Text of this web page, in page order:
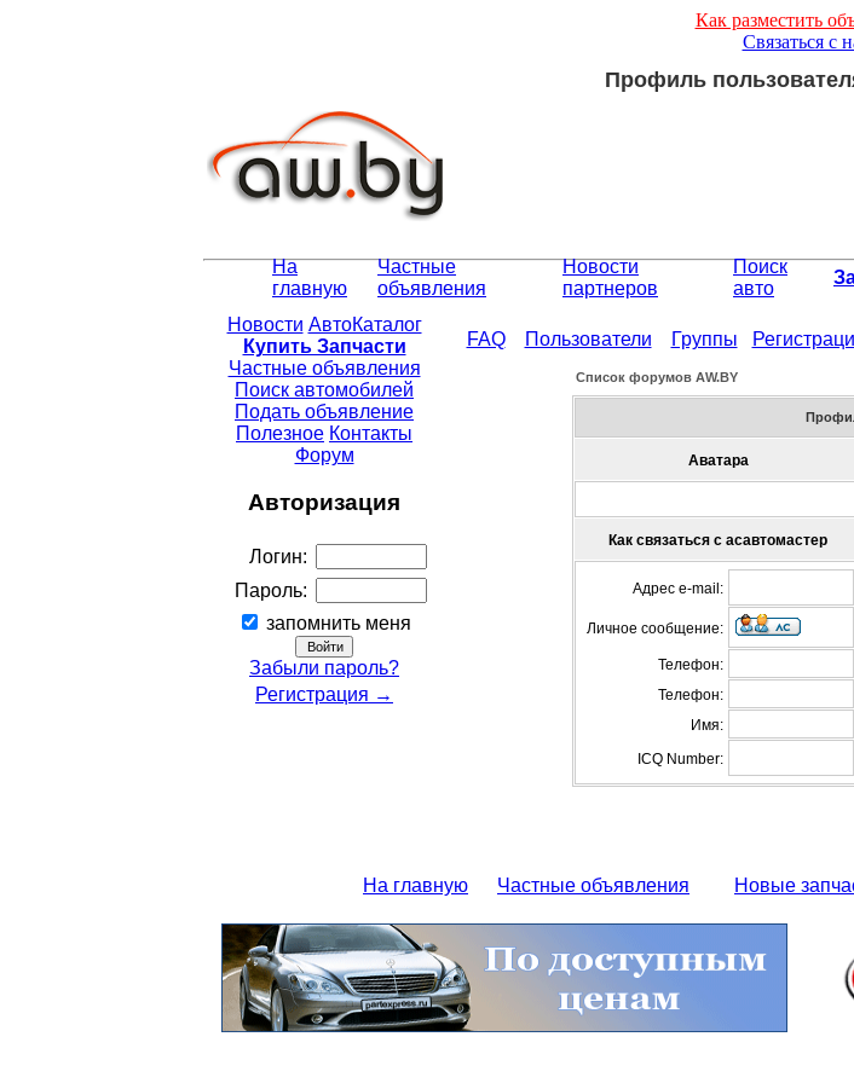
Как разместить
Связаться с
Профиль
На
главную
Частные
объявления
Новости
партнеров
Поиск
авто
Новости АвтоКаталог
Купить Запчасти
Частные объявления
Поиск автомобилей
Подать объявление
Полезное Контакты
Форум
Авторизация
Логин:
Пароль:
запомнить меня
Забыли пароль?
Регистрация →
FAQ Пользователи Группы
Список форумов АW.BY
Аватара
Как связаться с асавтомастер
Адрес e-mail:
Личное сообщение:
Телефон:
Телефон:
Имя:
ICQ Number:
На главную Частные объявления Новые